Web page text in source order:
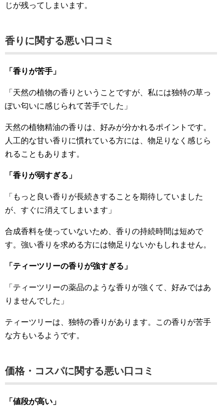
じが残ってしまいます。
香りに関する悪い口コミ
「香りが苦手」
「天然の植物の香りということですが、私には独特の草っ
ぽい匂いに感じられて苦手でした」
天然の植物精油の香りは、好みが分かれるポイントです。
人工的な甘い香りに慣れている方には、物足りなく感じら
れることもあります。
「香りが弱すぎる」
「もっと良い香りが長続きすることを期待していました
が、すぐに消えてしまいます」
合成香料を使っていないため、香りの持続時間は短めで
す。強い香りを求める方には物足りないかもしれません。
「ティーツリーの香りが強すぎる」
「ティーツリーの薬品のような香りが強くて、好みではあ
りませんでした」
ティーツリーは、独特の香りがあります。この香りが苦手
な方もいるようです。
価格・コスパに関する悪い口コミ
「値段が高い」